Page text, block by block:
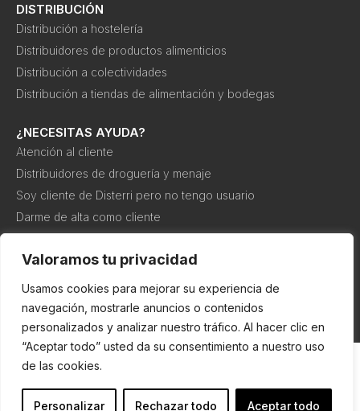
Valoramos tu privacidad
Usamos cookies para mejorar su experiencia de
navegación, mostrarle anuncios o contenidos
personalizados y analizar nuestro tráfico. Al hacer clic en
“Aceptar todo” usted da su consentimiento a nuestro uso
de las cookies.
Personalizar Rechazar todo Aceptar todo
DISTRIBUCIÓN
Distribución a hostelería
Distribuidores de productos alimenticios
Distribución a colectividades
Distribución a tiendas de alimentación y bodegas
¿NECESITAS AYUDA?
Atención al cliente
Distribuidores de droguería y menaje
Soy cliente de Disterri pero no tengo usuario
Darme de alta como cliente
Política de
cookies
Política de
privacidad
Condiciones de
compra